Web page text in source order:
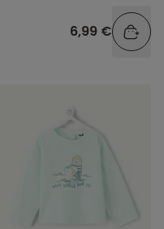
6,99 €